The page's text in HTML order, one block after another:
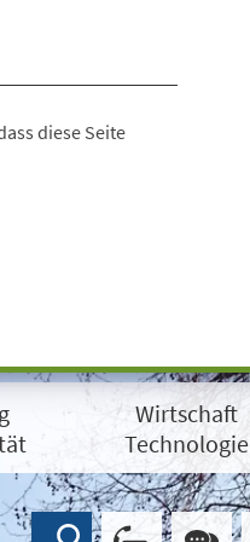
diese Seite
Wirtschaft
Technologie